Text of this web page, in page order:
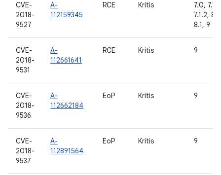
CVE-
2018-
9527
A-
112159345
RCE Kritis
7.0, 7.1.1,
7.1.2,
8.1, 9
CVE-
2018-
9531
A-
112661641
RCE Kritis 9
CVE-
2018-
9536
A-
112662184
EoP Kritis 9
CVE-
2018-
9537
A-
112891564
EoP Kritis 9